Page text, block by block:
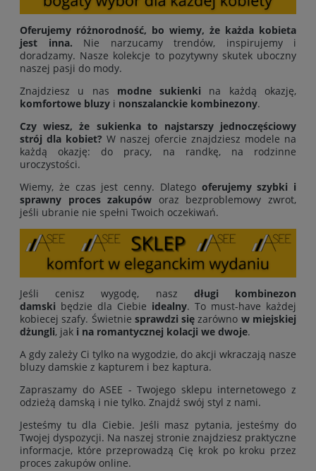
Oferujemy różnorodność, bo wiemy, że każda kobieta
jest inna. Nie narzucamy trendów, inspirujemy i
doradzamy. Nasze kolekcje to pozytywny skutek uboczny
naszej pasji do mody.
Znajdziesz u nas modne sukienki na każdą okazję,
komfortowe bluzy i nonszalanckie kombinezony.
Czy wiesz, że sukienka to najstarszy jednoczęściowy
strój dla kobiet? W naszej ofercie znajdziesz modele na
każdą okazję: do pracy, na randkę, na rodzinne
uroczystości.
Wiemy, że czas jest cenny. Dlatego oferujemy szybki i
sprawny proces zakupów oraz bezproblemowy zwrot,
jeśli ubranie nie spełni Twoich oczekiwań.
Jeśli cenisz wygodę, nasz długi kombinezon
damski będzie dla Ciebie idealny. To must-have każdej
kobiecej szafy. Świetnie sprawdzi się zarówno w miejskiej
dżungli, jak i na romantycznej kolacji we dwoje.
A gdy zależy Ci tylko na wygodzie, do akcji wkraczają nasze
bluzy damskie z kapturem i bez kaptura.
Zapraszamy do ASEE - Twojego sklepu internetowego z
odzieżą damską i nie tylko. Znajdź swój styl z nami.
Jesteśmy tu dla Ciebie. Jeśli masz pytania, jesteśmy do
Twojej dyspozycji. Na naszej stronie znajdziesz praktyczne
informacje, które przeprowadzą Cię krok po kroku przez
proces zakupów online.